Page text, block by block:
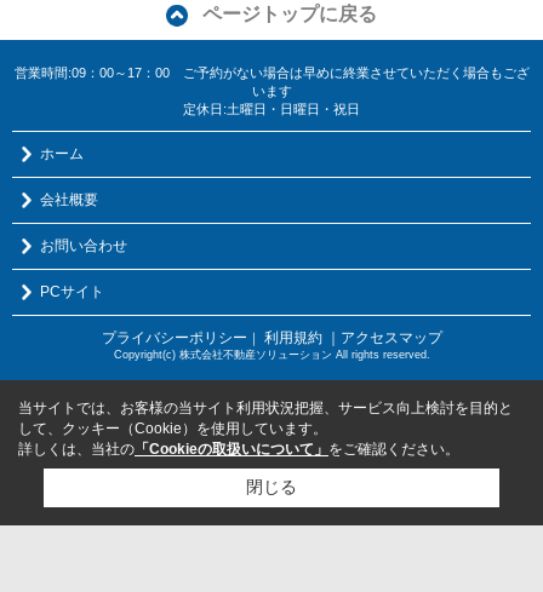
ページトップに戻る
営業時間:09：00～17：00 ご予約がない場合は早めに終業させていただく場合もござ
います
定休日:土曜日・日曜日・祝日
ホーム
会社概要
お問い合わせ
PCサイト
プライバシーポリシー ｜ 利用規約 ｜アクセスマップ
Copyright(c) 株式会社不動産ソリューション All rights reserved.
当サイトでは、お客様の当サイト利用状況把握、サービス向上検討を目的と
して、クッキー（Cookie）を使用しています。
詳しくは、当社の 「Cookieの取扱いについて」 をご確認ください。
閉じる